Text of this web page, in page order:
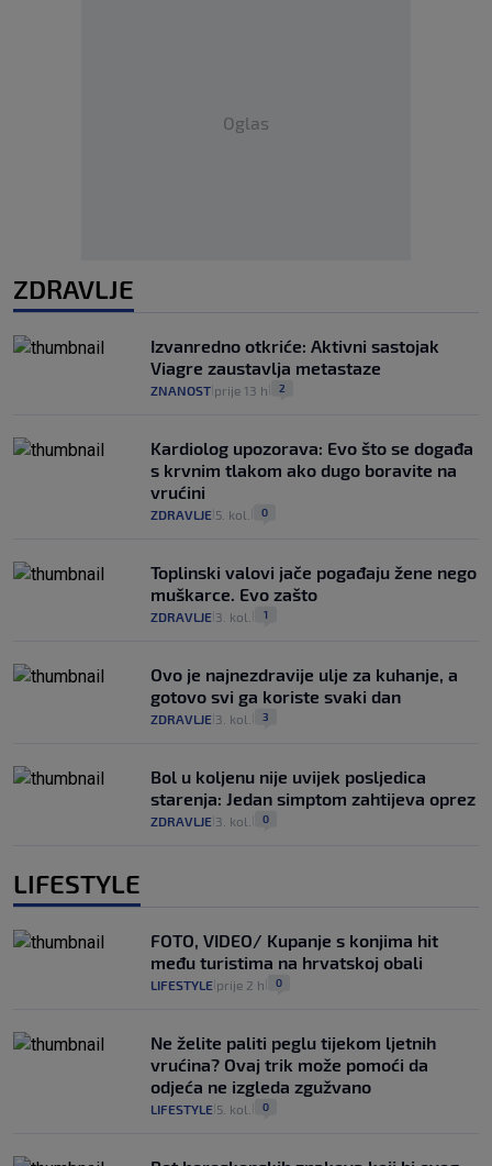
Oglas
ZDRAVLJE
Izvanredno otkriće: Aktivni sastojak
Viagre zaustavlja metastaze
ZNANOST prije 13 h 2
Kardiolog upozorava: Evo što se događa
s krvnim tlakom ako dugo boravite na
vrućini
ZDRAVLJE 5. kol. 0
Toplinski valovi jače pogađaju žene nego
muškarce. Evo zašto
ZDRAVLJE 3. kol. 1
Ovo je najnezdravije ulje za kuhanje, a
gotovo svi ga koriste svaki dan
ZDRAVLJE 3. kol. 3
Bol u koljenu nije uvijek posljedica
starenja: Jedan simptom zahtijeva oprez
ZDRAVLJE 3. kol. 0
LIFESTYLE
FOTO, VIDEO/ Kupanje s konjima hit
među turistima na hrvatskoj obali
LIFESTYLE prije 2 h 0
Ne želite paliti peglu tijekom ljetnih
vrućina? Ovaj trik može pomoći da
odjeća ne izgleda zgužvano
LIFESTYLE 5. kol. 0